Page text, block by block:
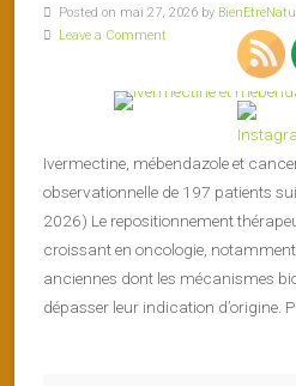
Posted on mai 27, 2026 by
Leave a Comment
Ivermectine, mébendazole et
observationnelle de 197 patients
2026) Le repositionnement
croissant en oncologie,
anciennes dont les mécanismes
dépasser leur indication d’origine.